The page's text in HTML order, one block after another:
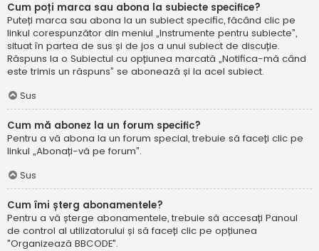
Cum poți marca sau abona la subiecte specifice?
Puteți marca sau abona la un subiect specific, făcând clic pe
linkul corespunzător din meniul „Instrumente pentru subiecte”,
situat în partea de sus și de jos a unui subiect de discuție.
Răspuns la o Subiectul cu opțiunea marcată „Notifica-mă când
este trimis un răspuns” se abonează și la acel subiect.
Sus
Cum mă abonez la un forum specific?
Pentru a vă abona la un forum special, trebuie să faceți clic pe
linkul „Abonați-vă pe forum”.
Sus
Cum îmi șterg abonamentele?
Pentru a vă șterge abonamentele, trebuie să accesați Panoul
de control al utilizatorului și să faceți clic pe opțiunea
"Organizează BBCODE".